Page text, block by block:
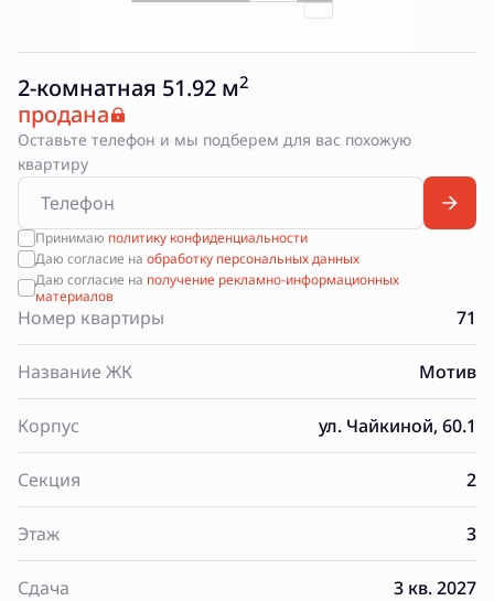
2-комнатная 51.92 м2
продана
Оставьте телефон и мы подберем для вас похожую
квартиру
Принимаю политику конфиденциальности
Даю согласие на обработку персональных данных
Даю согласие на получение рекламно-информационных
материалов
Номер квартиры 71
Название ЖК Мотив
Корпус ул. Чайкиной, 60.1
Секция 2
Этаж 3
Сдача 3 кв. 2027